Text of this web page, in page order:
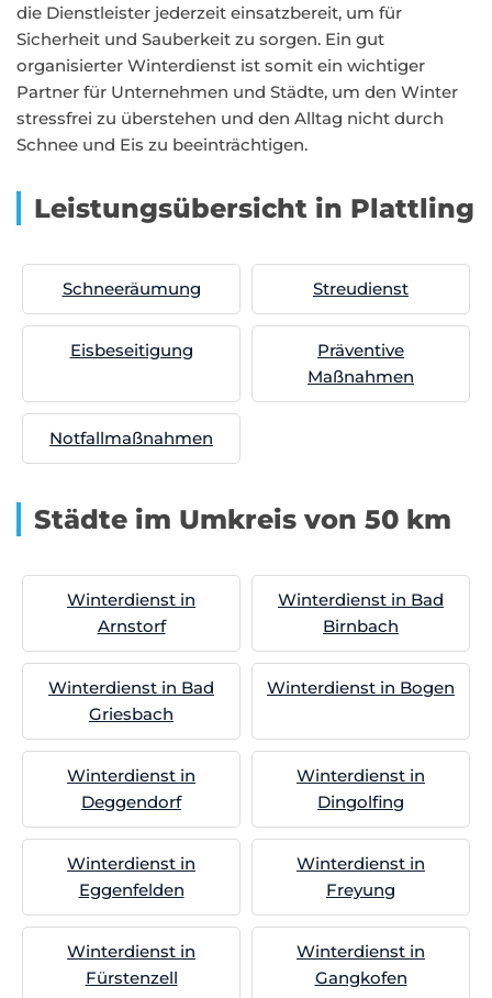
die Dienstleister jederzeit einsatzbereit, um für
Sicherheit und Sauberkeit zu sorgen. Ein gut
organisierter Winterdienst ist somit ein wichtiger
Partner für Unternehmen und Städte, um den Winter
stressfrei zu überstehen und den Alltag nicht durch
Schnee und Eis zu beeinträchtigen.
Leistungsübersicht in Plattling
Schneeräumung Streudienst
Eisbeseitigung
Präventive
Maßnahmen
Notfallmaßnahmen
Städte im Umkreis von 50 km
Winterdienst in
Arnstorf
Winterdienst in Bad
Birnbach
Winterdienst in Bad
Griesbach
Winterdienst in Bogen
Winterdienst in
Deggendorf
Winterdienst in
Dingolfing
Winterdienst in
Eggenfelden
Winterdienst in
Freyung
Winterdienst in
Fürstenzell
Winterdienst in
Gangkofen